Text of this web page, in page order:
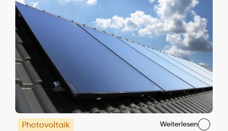
Photovoltaik Weiterlesen